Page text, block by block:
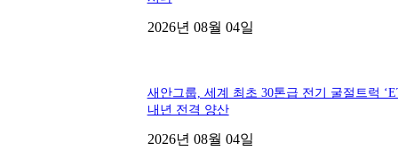
2026년 08월 04일
새안그룹, 세계 최초 30톤급 전기 굴절트럭
내년 전격 양산
2026년 08월 04일